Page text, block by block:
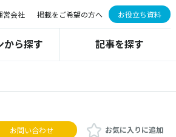
営会社 掲載をご希望の方へ お役立ち資料
から探す 記事を探す
お問い合わせ お気に入りに追加